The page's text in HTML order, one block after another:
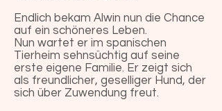
Endlich bekam Alwin nun die Chance
auf ein schöneres Leben.
Nun wartet er im spanischen
Tierheim sehnsüchtig auf seine
erste eigene Familie. Er zeigt sich
als freundlicher, geselliger Hund, der
sich über Zuwendung freut.